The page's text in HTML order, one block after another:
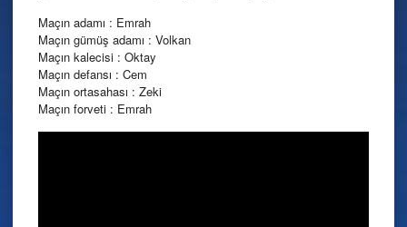
Maçın adamı : Emrah
Maçın gümüş adamı : Volkan
Maçın kalecisi : Oktay
Maçın defansı : Cem
Maçın ortasahası : Zeki
Maçın forveti : Emrah